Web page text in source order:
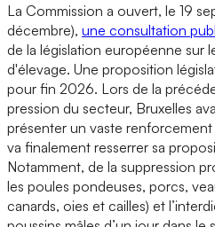
La Commission a ouvert, le 19
décembre), une consultation
de la législation européenne sur
d'élevage. Une proposition
pour fin 2026. Lors de la
pression du secteur, Bruxelles
présenter un vaste renforcement
va finalement resserrer sa
Notamment, de la suppression
les poules pondeuses, porcs,
canards, oies et cailles) et